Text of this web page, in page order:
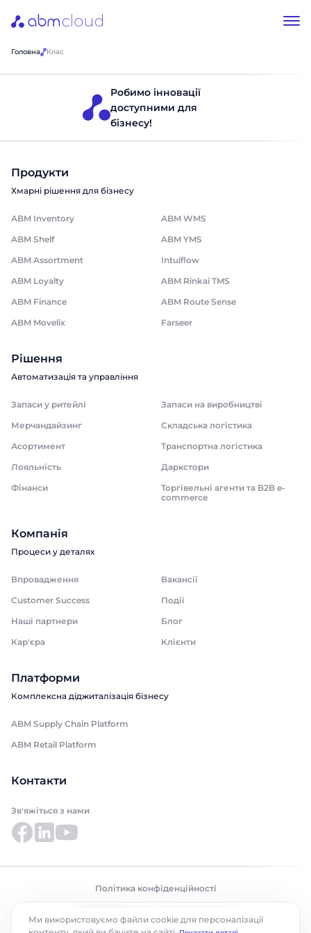
Головна Клас
Робимо інновації
доступними для
бізнесу!
Продукти
Хмарні рішення для бізнесу
ABM Inventory
ABM WMS
ABM Shelf
ABM YMS
ABM Assortment
Intuiflow
ABM Loyalty
ABM Rinkai TMS
ABM Finance
ABM Route Sense
ABM Movelix
Farseer
Рішення
Автоматизація та управління
Запаси у ритейлі
Запаси на виробництві
Мерчандайзинг
Складська логістика
Асортимент
Транспортна логістика
Лояльність
Даркстори
Фінанси
Торгівельні агенти та B2B e-
commerce
Компанія
Процеси у деталях
Впровадження
Вакансії
Customer Success
Події
Наші партнери
Блог
Кар'єра
Клієнти
Платформи
Комплексна діджиталізація бізнесу
ABM Supply Chain Platform
ABM Retail Platform
Контакти
Зв'яжіться з нами
Політика конфіденційності
Ми використовуємо файли cookie для персоналізації
Замовити дзвінок
Поспілкуйтесь з нашим експертом
вже сьогодні
Дякуємо за звернення.
Ми цінуємо, що ви зацікавились саме
нашими продуктами. Один з наших
Дякуємо за звернення.
Ми цінуємо, що ви зацікавились саме
нашими продуктами. Один з наших